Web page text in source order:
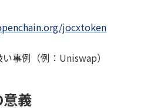
jocxtoken
事例（例：Uniswap）
意義